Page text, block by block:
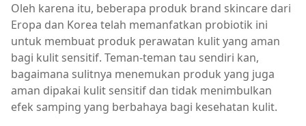
Oleh karena itu, beberapa produk brand skincare dari
Eropa dan Korea telah memanfatkan probiotik ini
untuk membuat produk perawatan kulit yang aman
bagi kulit sensitif. Teman-teman tau sendiri kan,
bagaimana sulitnya menemukan produk yang juga
aman dipakai kulit sensitif dan tidak menimbulkan
efek samping yang berbahaya bagi kesehatan kulit.